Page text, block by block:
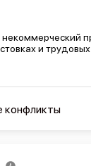
и
конфликты